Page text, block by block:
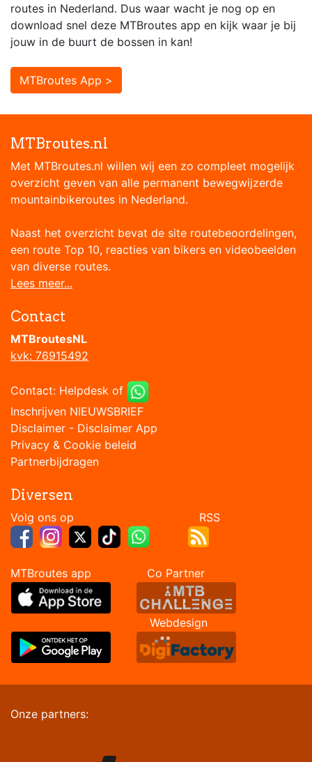
routes in Nederland. Dus waar wacht je nog op en
download snel deze MTBroutes app en kijk waar je bij
jouw in de buurt de bossen in kan!
MTBroutes App >
MTBroutes.nl
Met MTBroutes.nl willen wij een zo compleet mogelijk
overzicht geven van alle permanent bewegwijzerde
mountainbikeroutes in Nederland.
Naast het overzicht bevat de site routebeoordelingen,
een route Top 10, reacties van bikers en videobeelden
van diverse routes.
Lees meer...
Contact
MTBroutesNL
kvk: 76915492
Contact: Helpdesk of
Inschrijven NIEUWSBRIEF
Disclaimer - Disclaimer App
Privacy & Cookie beleid
Partnerbijdragen
Diversen
Volg ons op RSS
MTBroutes app Co Partner
Webdesign
Onze partners: